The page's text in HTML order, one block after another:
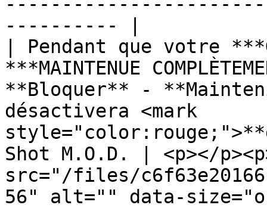
---------- |
| Pendant que votre
***MAINTENUE
**Bloquer** -
désactivera <mark
Shot M.O.D. | <p></
src="/files/
56" alt="" data-